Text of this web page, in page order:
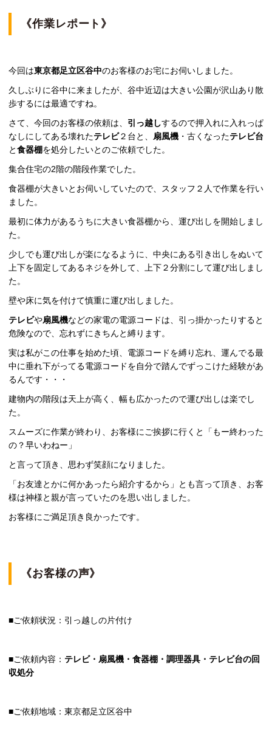
《作業レポート》
今回は東京都足立区谷中のお客様のお宅にお伺いしました。
久しぶりに谷中に来ましたが、谷中近辺は大きい公園が沢山あり散
歩するには最適ですね。
さて、今回のお客様の依頼は、 引っ越しするので押入れに入れっぱ
なしにしてある壊れたテレビ２台と、 扇風機 ・古くなったテレビ台
と食器棚を処分したいとのご依頼でした。
集合住宅の2階の階段作業でした。
食器棚が大きいとお伺いしていたので、スタッフ２人で作業を行い
ました。
最初に体力があるうちに大きい食器棚から、運び出しを開始しまし
た。
少しでも運び出しが楽になるように、中央にある引き出しをぬいて
上下を固定してあるネジを外して、上下２分割にして運び出しまし
た。
壁や床に気を付けて慎重に運び出しました。
テレビや扇風機などの家電の電源コードは、引っ掛かったりすると
危険なので、忘れずにきちんと縛ります。
実は私がこの仕事を始めた頃、電源コードを縛り忘れ、運んでる最
中に垂れ下がってる電源コードを自分で踏んでずっこけた経験があ
るんです・・・
建物内の階段は天上が高く、幅も広かったので運び出しは楽でし
た。
スムーズに作業が終わり、お客様にご挨拶に行くと「もー終わった
の？早いわねー」
と言って頂き、思わず笑顔になりました。
「お友達とかに何かあったら紹介するから」とも言って頂き、お客
様は神様と親が言っていたのを思い出しました。
お客様にご満足頂き良かったです。
《お客様の声》
■ご依頼状況：引っ越しの片付け
■ご依頼内容： テレビ・扇風機・食器棚・調理器具・テレビ台の回
収処分
■ご依頼地域：東京都足立区谷中